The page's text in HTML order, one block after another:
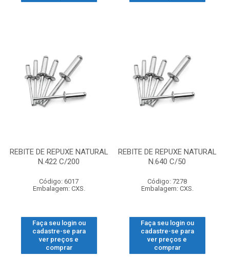
REBITE DE REPUXE NATURAL
N.422 C/200
Código: 6017
Embalagem: CXS.
Faça seu login ou
cadastre-se para
ver preços e
comprar
REBITE DE REPUXE NATURAL
N.640 C/50
Código: 7278
Embalagem: CXS.
Faça seu login ou
cadastre-se para
ver preços e
comprar